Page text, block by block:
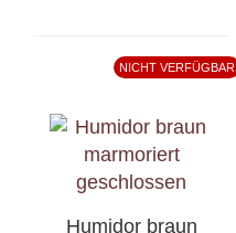
NICHT VERFÜGBAR
Humidor braun